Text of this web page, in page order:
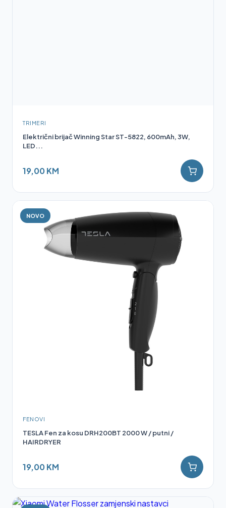
TRIMERI
Električni brijač Winning Star ST-5822, 600mAh, 3W,
LED...
19,00 KM
NOVO
FENOVI
TESLA Fen za kosu DRH200BT 2000 W / putni /
HAIRDRYER
19,00 KM